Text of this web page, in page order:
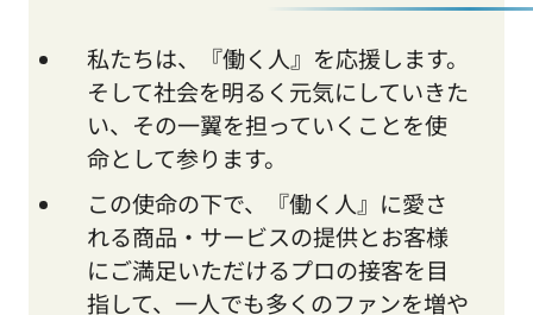
私たちは、『働く人』を応援します。
そして社会を明るく元気にしていきた
い、その一翼を担っていくことを使
命として参ります。
この使命の下で、『働く人』に愛さ
れる商品・サービスの提供とお客様
にご満足いただけるプロの接客を目
指して、一人でも多くのファンを増や